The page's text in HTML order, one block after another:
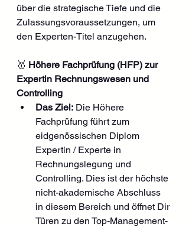
über die strategische Tiefe und die
Zulassungsvoraussetzungen, um
den Experten-Titel anzugehen.
🥇 Höhere Fachprüfung (HFP) zur
Expertin Rechnungswesen und
Controlling
Das Ziel: Die Höhere
Fachprüfung führt zum
eidgenössischen Diplom
Expertin / Experte in
Rechnungslegung und
Controlling. Dies ist der höchste
nicht-akademische Abschluss
in diesem Bereich und öffnet Dir
Türen zu den Top-Management-